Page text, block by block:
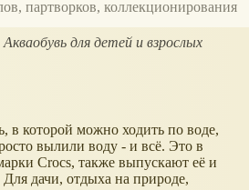
партворков, коллекционирования
Акваобувь для детей и взрослых
в которой можно ходить по воде,
вылили воду - и всё. Это в
Crocs, также выпускают её и
дачи, отдыха на природе,